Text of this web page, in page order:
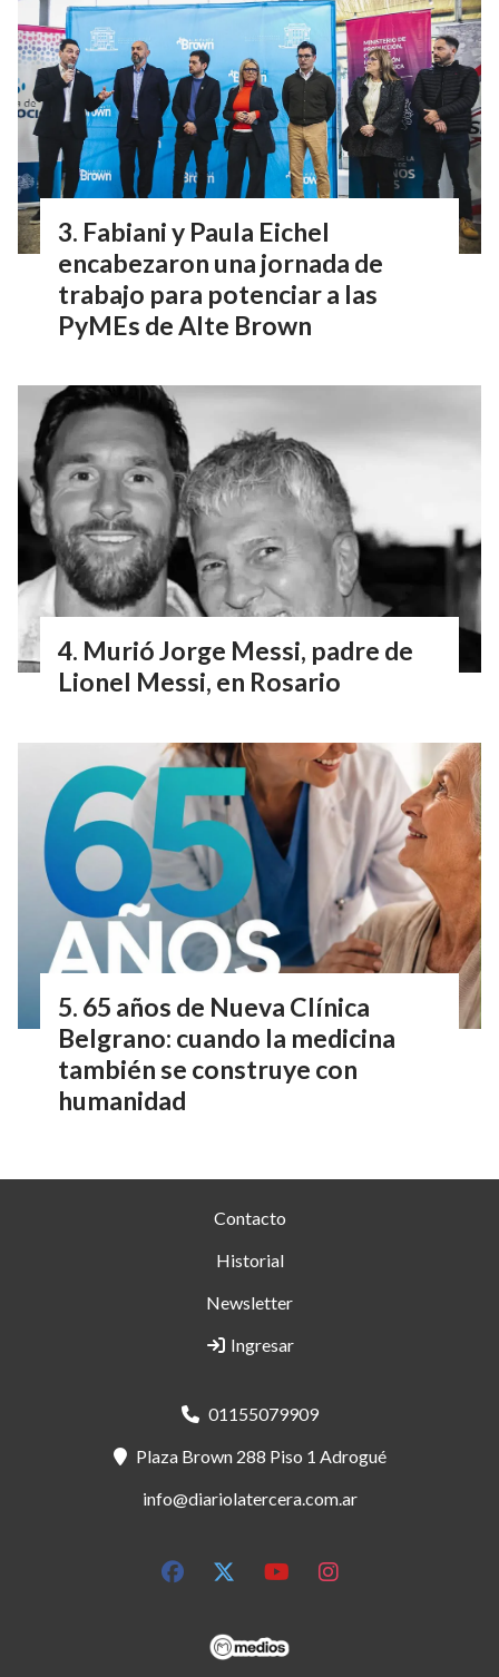
Fabiani y Paula Eichel
encabezaron una jornada de
trabajo para potenciar a las
PyMEs de Alte Brown
Murió Jorge Messi, padre de
Lionel Messi, en Rosario
65 años de Nueva Clínica
Belgrano: cuando la medicina
también se construye con
humanidad
Contacto
Historial
Newsletter
Ingresar
01155079909
Plaza Brown 288 Piso 1 Adrogué
info@diariolatercera.com.ar